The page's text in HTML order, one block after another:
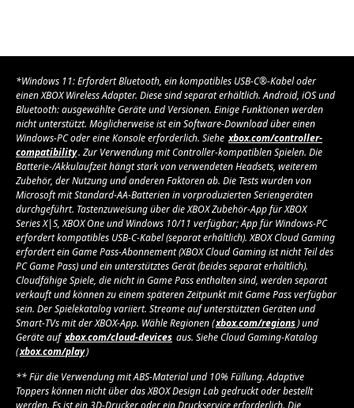
*Windows 11: Erfordert Bluetooth, ein kompatibles USB-C®-Kabel oder
einen XBOX Wireless Adapter. Diese sind separat erhältlich. Android, iOS und
Bluetooth: ausgewählte Geräte und Versionen. Einige Funktionen werden
nicht unterstützt. Möglicherweise ist ein Software-Download über einen
Windows-PC oder eine Konsole erforderlich. Siehe xbox.com/controller-
compatibility. Zur Verwendung mit Controller-kompatiblen Spielen. Die
Batterie-/Akkulaufzeit hängt stark von verwendeten Headsets, weiterem
Zubehör, der Nutzung und anderen Faktoren ab. Die Tests wurden von
Microsoft mit Standard-AA-Batterien in vorproduzierten Seriengeräten
durchgeführt. Tastenzuweisung über die XBOX Zubehör-App für XBOX
Series X|S, XBOX One und Windows 10/11 verfügbar; App für Windows-PC
erfordert kompatibles USB-C-Kabel (separat erhältlich). XBOX Cloud Gaming
erfordert ein Game Pass-Abonnement (XBOX Cloud Gaming ist nicht Teil des
PC Game Pass) und ein unterstütztes Gerät (beides separat erhältlich).
Cloudfähige Spiele, die nicht in Game Pass enthalten sind, werden separat
verkauft und können zu einem späteren Zeitpunkt mit Game Pass verfügbar
sein. Der Spielekatalog variiert. Streame auf unterstützten Geräten und
Smart-TVs mit der XBOX-App. Wähle Regionen (xbox.com/regions) und
Geräte aufxbox.com/cloud-devices aus. Siehe Cloud Gaming-Katalog
(xbox.com/play)
** Für die Verwendung mit ABS-Material und 10% Füllung. Adaptive
Toppers können nicht über das XBOX Design Lab gedruckt oder bestellt